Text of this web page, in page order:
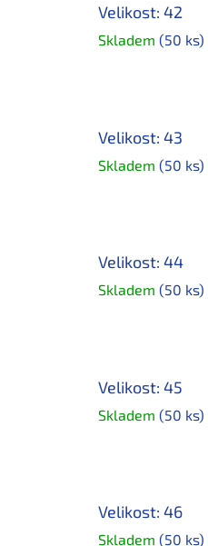
Velikost: 42
Skladem (50 ks)
Velikost: 43
Skladem (50 ks)
Velikost: 44
Skladem (50 ks)
Velikost: 45
Skladem (50 ks)
Velikost: 46
Skladem (50 ks)